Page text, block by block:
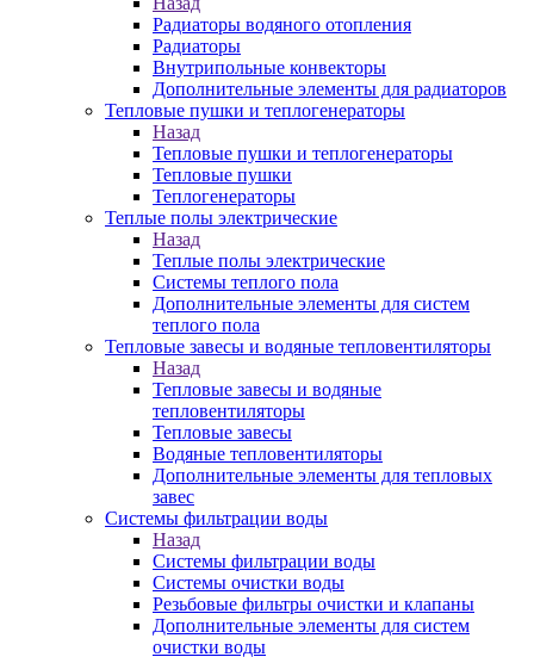
Радиаторы водяного отопления
Радиаторы
Внутрипольные конвекторы
Дополнительные элементы для радиаторов
Тепловые пушки и теплогенераторы
Назад
Тепловые пушки и теплогенераторы
Тепловые пушки
Теплогенераторы
Теплые полы электрические
Назад
Теплые полы электрические
Системы теплого пола
Дополнительные элементы для систем
теплого пола
Тепловые завесы и водяные тепловентиляторы
Назад
Тепловые завесы и водяные
тепловентиляторы
Тепловые завесы
Водяные тепловентиляторы
Дополнительные элементы для тепловых
завес
Системы фильтрации воды
Назад
Системы фильтрации воды
Системы очистки воды
Резьбовые фильтры очистки и клапаны
Дополнительные элементы для систем
очистки воды